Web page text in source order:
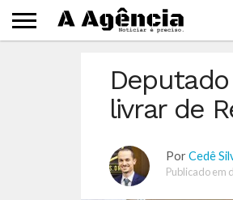
livrar de
Por Cedê
Publicado em